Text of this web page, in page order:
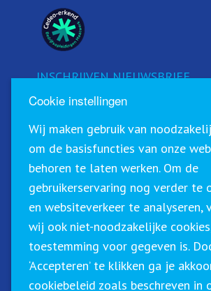
INSCHRIJVEN NIEUWSBRIEF
Schrijf u in voor onze nieuwsbrief!
Sirius Training & Advies staat
CRKBO (Centraal Register Kort
Cookie instellingen
Wij maken gebruik van
om de basisfuncties van onze
behoren te laten werken. Om de
gebruikerservaring nog verder te
en websiteverkeer te analyseren,
wij ook niet-noodzakelijke
toestemming voor gegeven is.
‘Accepteren’ te klikken ga je
cookiebeleid zoals beschreven in